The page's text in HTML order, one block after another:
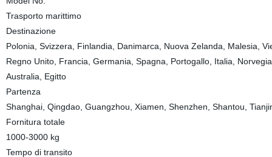
Trasporto marittimo
Destinazione
Polonia, Svizzera, Finlandia, Danimarca, Nuova Zelanda, Malesia,
Regno Unito, Francia, Germania, Spagna, Portogallo, Italia,
Australia, Egitto
Partenza
Shanghai, Qingdao, Guangzhou, Xiamen, Shenzhen, Shantou,
Fornitura totale
1000-3000 kg
Tempo di transito